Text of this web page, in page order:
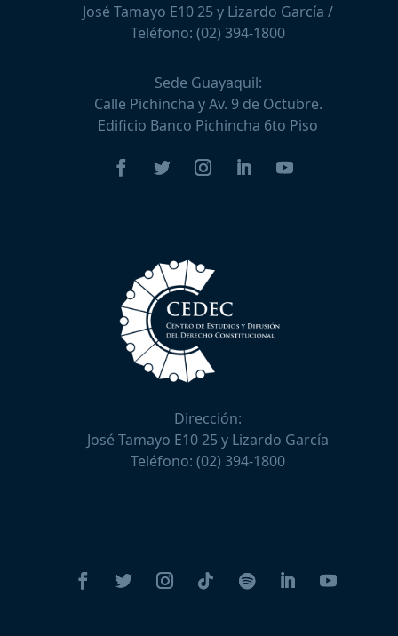
José Tamayo E10 25 y Lizardo García /
Teléfono: (02) 394-1800
Sede Guayaquil:
Calle Pichincha y Av. 9 de Octubre.
Edificio Banco Pichincha 6to Piso
Dirección:
José Tamayo E10 25 y Lizardo García
Teléfono: (02) 394-1800